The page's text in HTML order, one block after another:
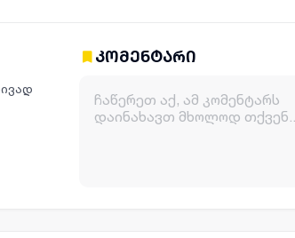
კომენტარი